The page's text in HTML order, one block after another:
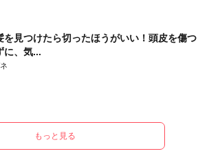
を見つけたら切ったほうがいい！頭皮を傷つ
に、気...
もっと見る